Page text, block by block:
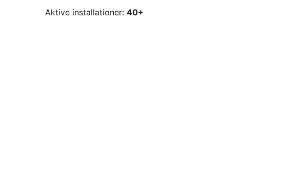
Aktive installationer: 40+